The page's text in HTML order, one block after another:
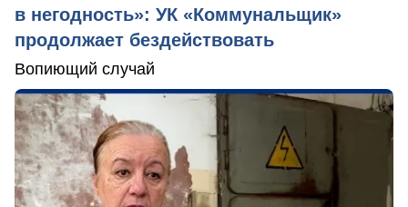
в негодность»: УК «Коммунальщик»
продолжает бездействовать
Вопиющий случай